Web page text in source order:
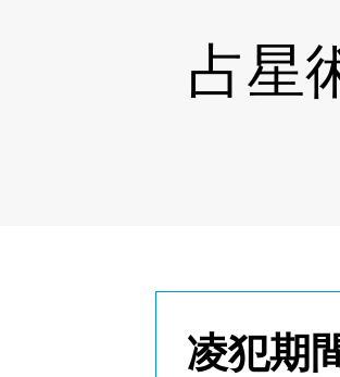
占星
凌犯期